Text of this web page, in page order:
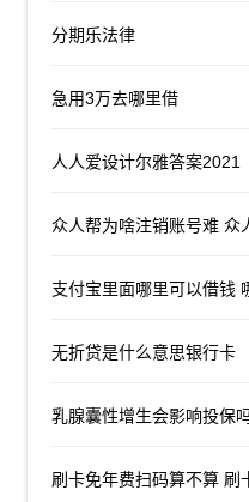
分期乐法律
急用3万去哪里借
人人爱设计尔雅答案2021
众人帮为啥注销账号难 众
支付宝里面哪里可以借钱
无折贷是什么意思银行卡
乳腺囊性增生会影响投保
刷卡免年费扫码算不算 刷